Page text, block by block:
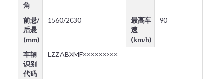
角
前悬/
后悬
(mm)
1560/2030
最高车
速
(km/h)
90
车辆
识别
代码
LZZABXMF×××××××××